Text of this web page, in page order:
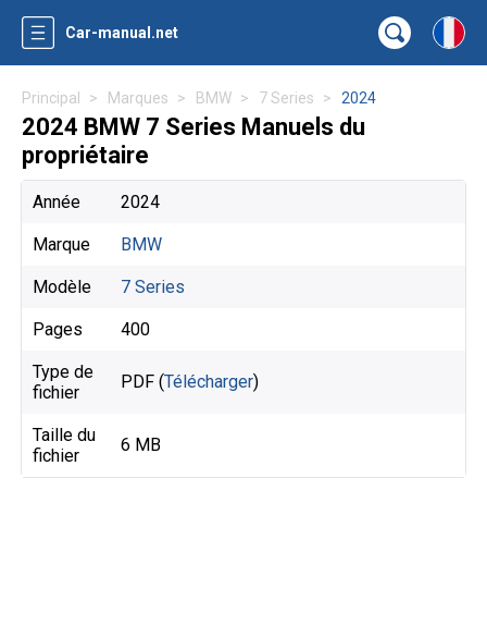
Car-manual.net
Principal Marques BMW 7 Series 2024
2024 BMW 7 Series Manuels du
propriétaire
Année 2024
Marque BMW
Modèle 7 Series
Pages 400
Type de
fichier
PDF (Télécharger)
Taille du
fichier
6 MB